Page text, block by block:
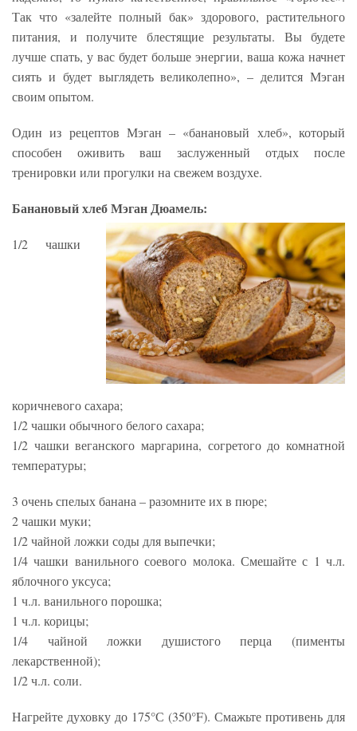
Так что «залейте полный бак» здорового, растительного
питания, и получите блестящие результаты. Вы будете
лучше спать, у вас будет больше энергии, ваша кожа начнет
сиять и будет выглядеть великолепно», – делится Мэган
своим опытом.
Один из рецептов Мэган – «банановый хлеб», который
способен оживить ваш заслуженный отдых после
тренировки или прогулки на свежем воздухе.
Банановый хлеб Мэган Дюамель:
1/2 чашки
коричневого сахара;
1/2 чашки обычного белого сахара;
1/2 чашки веганского маргарина, согретого до комнатной
температуры;
3 очень спелых банана – разомните их в пюре;
2 чашки муки;
1/2 чайной ложки соды для выпечки;
1/4 чашки ванильного соевого молока. Смешайте с 1 ч.л.
яблочного уксуса;
1 ч.л. ванильного порошка;
1 ч.л. корицы;
1/4 чайной ложки душистого перца (пименты
лекарственной);
1/2 ч.л. соли.
Нагрейте духовку до 175°С (350°F). Смажьте противень для